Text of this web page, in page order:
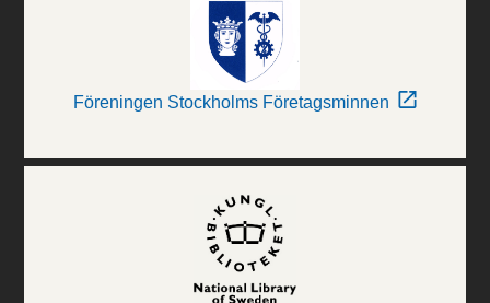
Föreningen Stockholms Företagsminnen